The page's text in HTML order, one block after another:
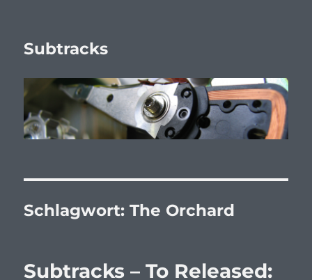
Subtracks
Schlagwort:The Orchard
Subtracks – To Released: